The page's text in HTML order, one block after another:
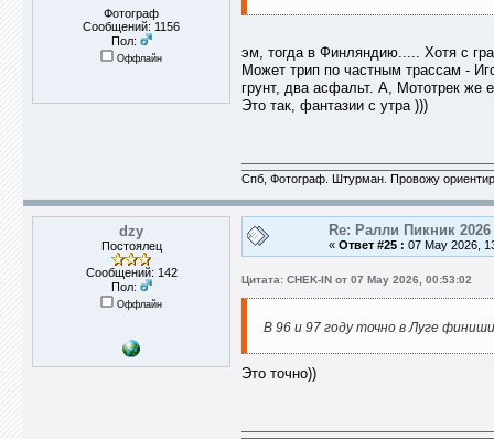
Фотограф
Сообщений: 1156
Пол:
Оффлайн
эм, тогда в Финляндию..... Хотя с
Может трип по частным трассам -
грунт, два асфальт. А, Мототрек же
Это так, фантазии с утра )))
Спб, Фотограф. Штурман. Провожу
dzy
Постоялец
Сообщений: 142
Пол:
Оффлайн
Re: Ралли Пикник 2026
« Ответ #25 : 07 May 2026,
Цитата: CHEK-IN от 07 May 2026, 00:53:02
В 96 и 97 году точно в Луге
Это точно))